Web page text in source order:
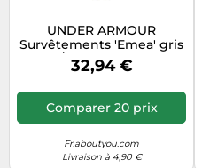
UNDER ARMOUR
Survêtements 'Emea' gris
/ noir, Taille S
32,94 €
Comparer 20 prix
Fr.aboutyou.com
Livraison à 4,90 €